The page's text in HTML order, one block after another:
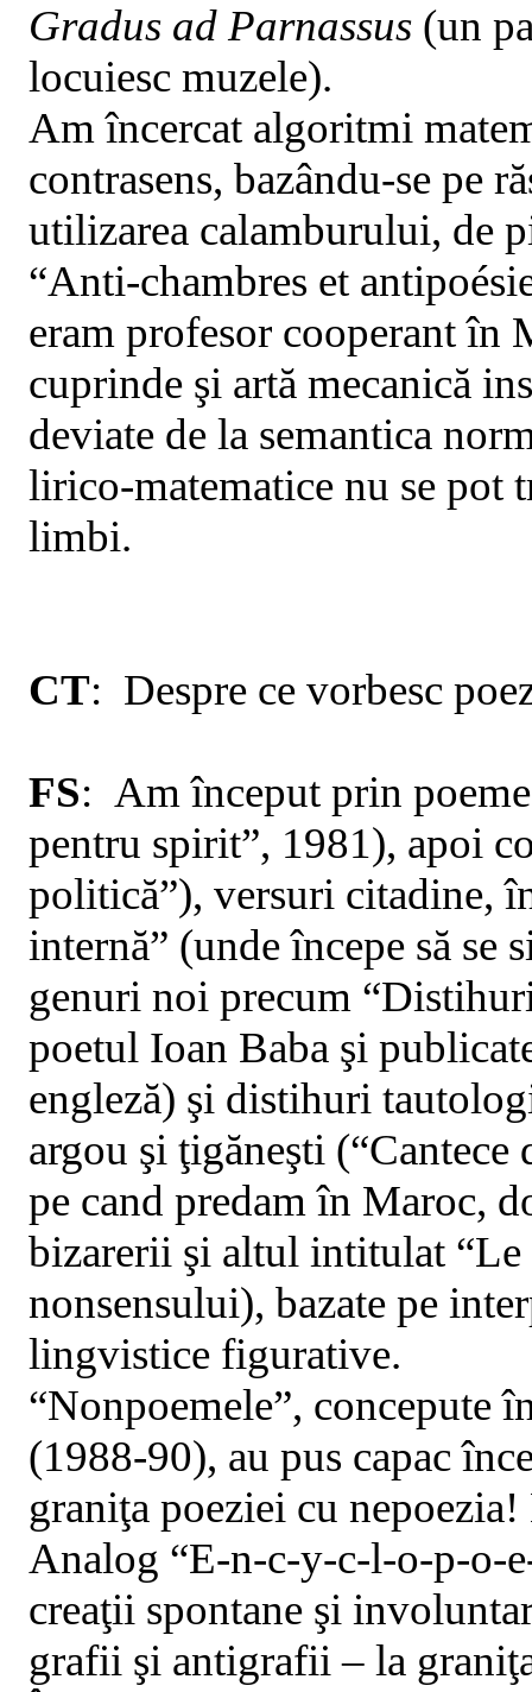
Gradus ad Parnassus (un
locuiesc muzele).
Am încercat algoritmi
contrasens, bazându-se pe
utilizarea calamburului, de
“Anti-chambres et
eram profesor cooperant în
cuprinde şi artă mecanică
deviate de la semantica
lirico-matematice nu se pot
limbi.
CT: Despre ce vorbesc
FS: Am început prin
pentru spirit”, 1981), apoi
politică”), versuri citadine,
internă” (unde începe să se
genuri noi precum
poetul Ioan Baba şi
engleză) şi distihuri
argou şi ţigăneşti (“Cantece
pe cand predam în Maroc,
bizarerii şi altul intitulat “Le
nonsensului), bazate pe
lingvistice figurative.
“Nonpoemele”, concepute
(1988-90), au pus capac
graniţa poeziei cu
Analog “E-n-c-y-c-l-o-p-o-
creaţii spontane şi
grafii şi antigrafii – la